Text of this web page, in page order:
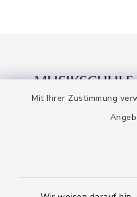
Mit Ihrer Zustimmung
Untermarkt 64
82515 Wolfratshausen